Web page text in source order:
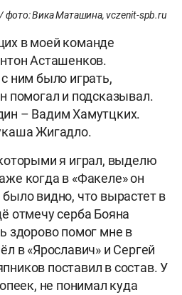
фото: Вика Маташина, vczenit-spb.ru
в моей команде
Асташенков.
ним было играть,
помогал и подсказывал.
– Вадим Хамутцких.
Жигадло.
я играл, выделю
когда в «Факеле» он
видно, что вырастет в
отмечу серба Бояна
здорово помог мне в
в «Ярославич» и Сергей
поставил в состав. У
не понимал куда